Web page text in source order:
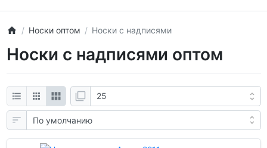
Носки оптом Носки с надписями
Носки с надписями оптом